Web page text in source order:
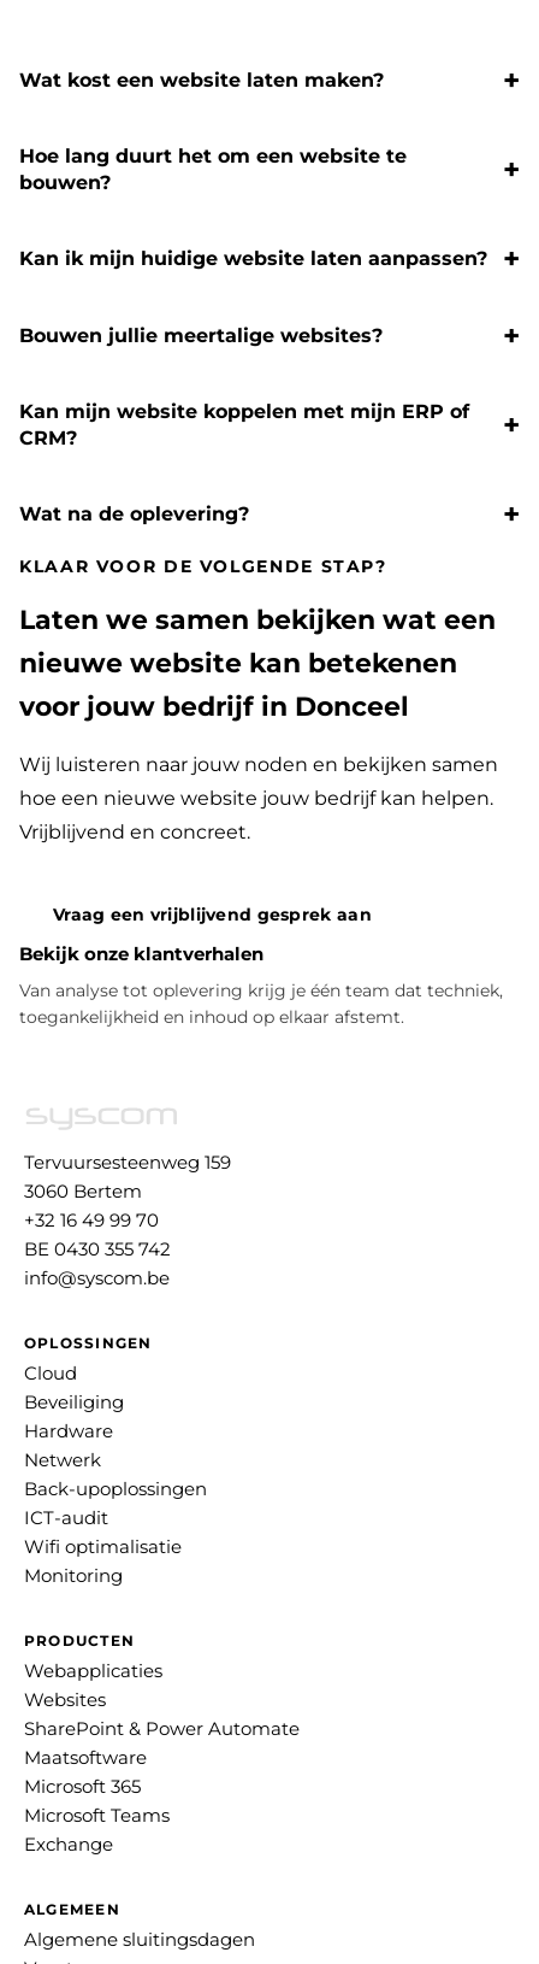
Wat kost een website laten maken?
Hoe lang duurt het om een website te
bouwen?
Kan ik mijn huidige website laten aanpassen?
Bouwen jullie meertalige websites?
Kan mijn website koppelen met mijn ERP of
CRM?
Wat na de oplevering?
KLAAR VOOR DE VOLGENDE STAP?
Laten we samen bekijken wat een
nieuwe website kan betekenen
voor jouw bedrijf in Donceel
Wij luisteren naar jouw noden en bekijken samen
hoe een nieuwe website jouw bedrijf kan helpen.
Vrijblijvend en concreet.
Vraag een vrijblijvend gesprek aan
Bekijk onze klantverhalen
Van analyse tot oplevering krijg je één team dat techniek,
toegankelijkheid en inhoud op elkaar afstemt.
Tervuursesteenweg 159
3060 Bertem
+32 16 49 99 70
BE 0430 355 742
info@syscom.be
OPLOSSINGEN
Cloud
Beveiliging
Hardware
Netwerk
Back-upoplossingen
ICT-audit
Wifi optimalisatie
Monitoring
PRODUCTEN
Webapplicaties
Websites
SharePoint & Power Automate
Maatsoftware
Microsoft 365
Microsoft Teams
Exchange
ALGEMEEN
Algemene sluitingsdagen